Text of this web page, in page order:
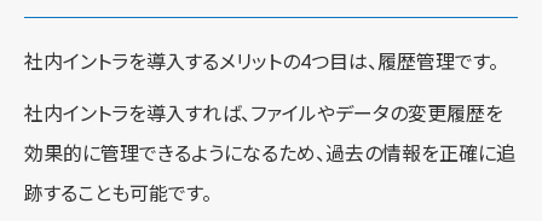
社内イントラを導入するメリットの4つ目は、履歴管理です。
社内イントラを導入すれば、ファイルやデータの変更履歴を
効果的に管理できるようになるため、過去の情報を正確に追
跡することも可能です。